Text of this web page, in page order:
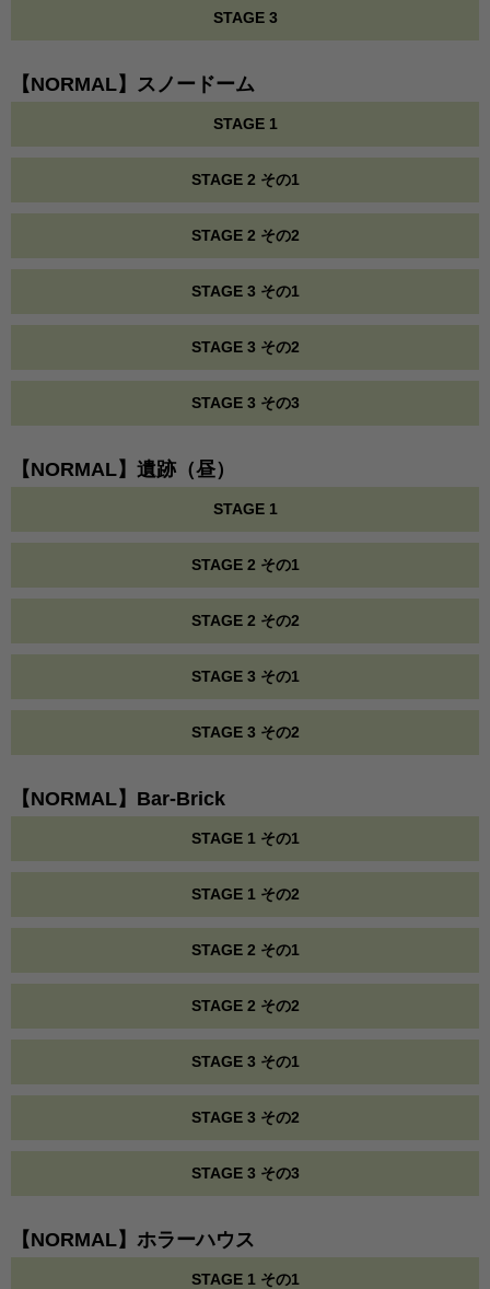
STAGE 3
【NORMAL】スノードーム
STAGE 1
STAGE 2 その1
STAGE 2 その2
STAGE 3 その1
STAGE 3 その2
STAGE 3 その3
【NORMAL】遺跡（昼）
STAGE 1
STAGE 2 その1
STAGE 2 その2
STAGE 3 その1
STAGE 3 その2
【NORMAL】Bar-Brick
STAGE 1 その1
STAGE 1 その2
STAGE 2 その1
STAGE 2 その2
STAGE 3 その1
STAGE 3 その2
STAGE 3 その3
【NORMAL】ホラーハウス
STAGE 1 その1